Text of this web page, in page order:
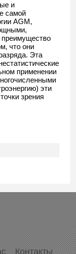
и
самой
AGM,
что они
Эта
применении
эти
зрения
Контакты